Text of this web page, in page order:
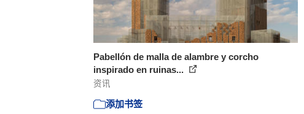
Pabellón de malla de alambre y corcho
inspirado en ruinas...
资讯
添加书签